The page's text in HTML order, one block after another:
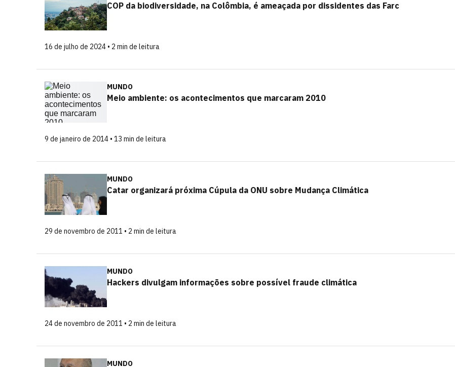
COP da biodiversidade, na Colômbia, é ameaçada por dissidentes das Farc
16 de julho de 2024 • 2 min de leitura
MUNDO
Meio ambiente: os acontecimentos que marcaram 2010
9 de janeiro de 2014 • 13 min de leitura
MUNDO
Catar organizará próxima Cúpula da ONU sobre Mudança Climática
29 de novembro de 2011 • 2 min de leitura
MUNDO
Hackers divulgam informações sobre possível fraude climática
24 de novembro de 2011 • 2 min de leitura
MUNDO